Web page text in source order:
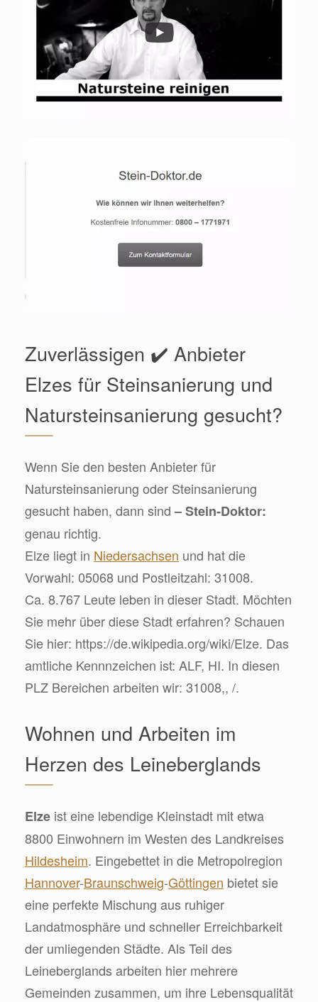
Zuverlässigen ✔️ Anbieter
Elzes für Steinsanierung und
Natursteinsanierung gesucht?
Wenn Sie den besten Anbieter für
Natursteinsanierung oder Steinsanierung
gesucht haben, dann sind– Stein-Doktor:
genau richtig.
Elze liegt in Niedersachsen und hat die
Vorwahl: 05068 und Postleitzahl: 31008.
Ca. 8.767 Leute leben in dieser Stadt. Möchten
Sie mehr über diese Stadt erfahren? Schauen
Sie hier: https://de.wikipedia.org/wiki/Elze. Das
amtliche Kennnzeichen ist: ALF, HI. In diesen
PLZ Bereichen arbeiten wir: 31008,, /.
Wohnen und Arbeiten im
Herzen des Leineberglands
Elze ist eine lebendige Kleinstadt mit etwa
8800 Einwohnern im Westen des Landkreises
Hildesheim. Eingebettet in die Metropolregion
Hannover-Braunschweig-Göttingen bietet sie
eine perfekte Mischung aus ruhiger
Landatmosphäre und schneller Erreichbarkeit
der umliegenden Städte. Als Teil des
Leineberglands arbeiten hier mehrere
Gemeinden zusammen, um ihre Lebensqualität